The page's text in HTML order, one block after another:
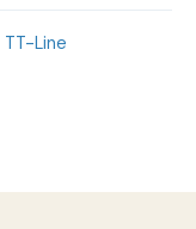
TT-Line